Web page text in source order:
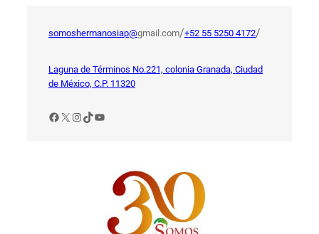
somoshermanosiap@gmail.com/+52 55 5250 4172/
Laguna de Términos No.221, colonia Granada, Ciudad
de México, C.P. 11320
Facebook
X Instagram
TikTok
YouTube